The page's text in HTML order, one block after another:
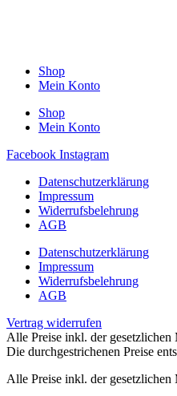
Shop
Mein Konto
Shop
Mein Konto
Facebook Instagram
Datenschutzerklärung
Impressum
Widerrufsbelehrung
AGB
Datenschutzerklärung
Impressum
Widerrufsbelehrung
AGB
Vertrag widerrufen
Alle Preise inkl. der gesetzlichen
Die durchgestrichenen Preise
Alle Preise inkl. der gesetzlichen